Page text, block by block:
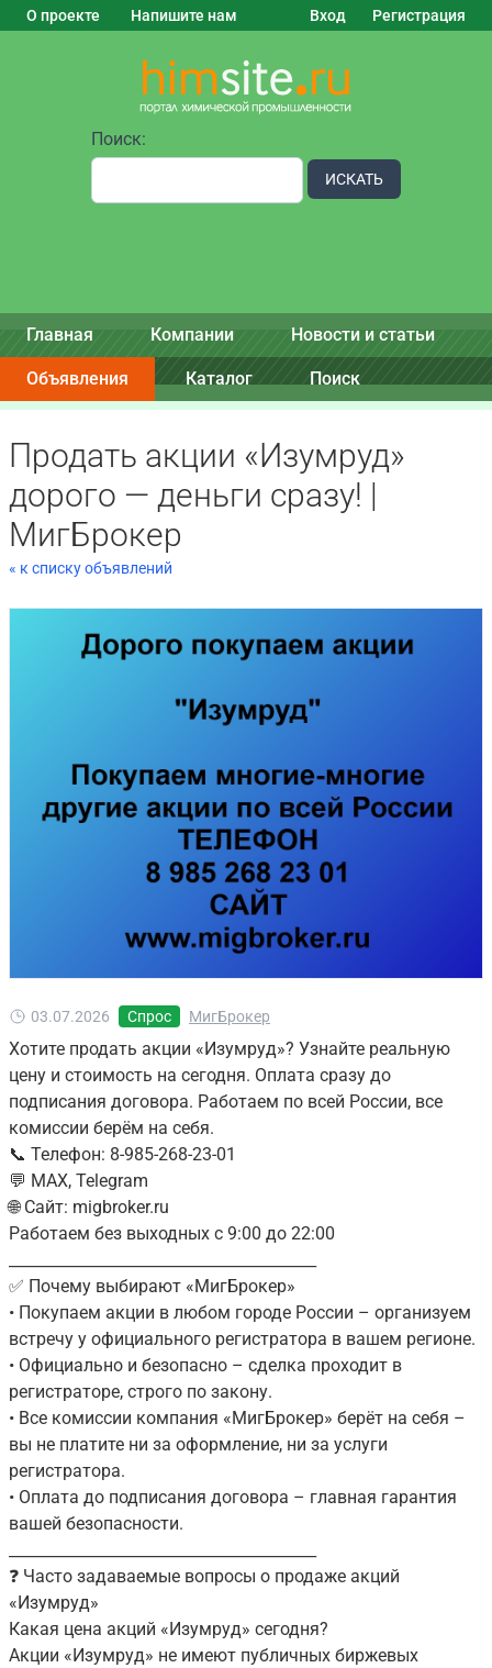
О проекте Напишите нам Вход Регистрация
Поиск:
ИСКАТЬ
Главная Компании Новости и статьи
Объявления Каталог Поиск
Продать акции «Изумруд»
дорого — деньги сразу! |
МигБрокер
« к списку объявлений
03.07.2026 Спрос МигБрокер
Хотите продать акции «Изумруд»? Узнайте реальную
цену и стоимость на сегодня. Оплата сразу до
подписания договора. Работаем по всей России, все
комиссии берём на себя.
📞 Телефон: 8-985-268-23-01
💬 MAX, Telegram
🌐 Сайт: migbroker.ru
Работаем без выходных с 9:00 до 22:00
✅ Почему выбирают «МигБрокер»
• Покупаем акции в любом городе России – организуем
встречу у официального регистратора в вашем регионе.
• Официально и безопасно – сделка проходит в
регистраторе, строго по закону.
• Все комиссии компания «МигБрокер» берёт на себя –
вы не платите ни за оформление, ни за услуги
регистратора.
• Оплата до подписания договора – главная гарантия
вашей безопасности.
❓ Часто задаваемые вопросы о продаже акций
«Изумруд»
Какая цена акций «Изумруд» сегодня?
Акции «Изумруд» не имеют публичных биржевых